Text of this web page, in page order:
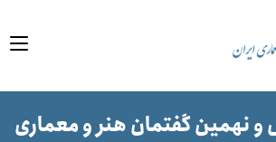
گفتمان هنر و معماری